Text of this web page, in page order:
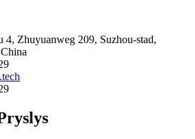
4, Zhuyuanweg 209, Suzhou-stad,